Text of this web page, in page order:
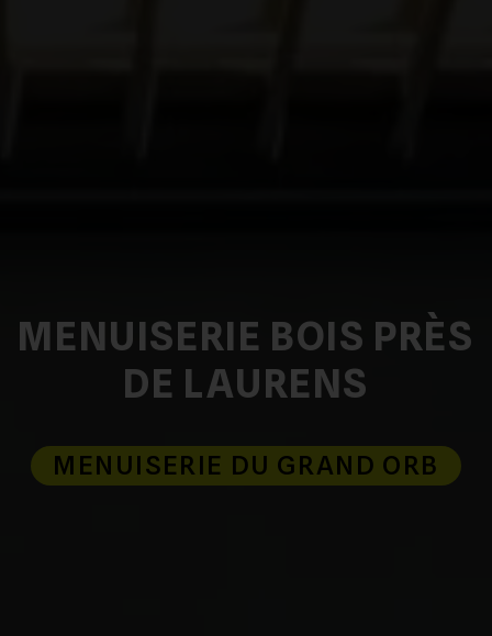
MENUISERIE BOIS PRÈS
DE LAURENS
MENUISERIE DU GRAND ORB